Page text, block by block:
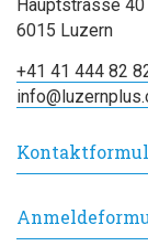
Hauptstrasse 40
6015 Luzern
+41 41 444 82